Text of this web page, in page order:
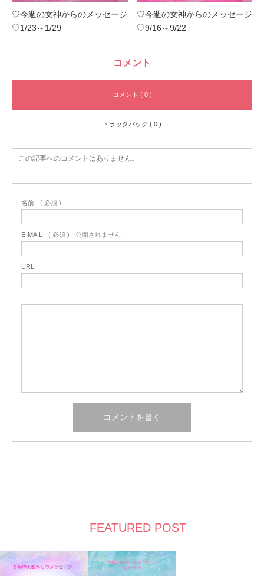
♡今週の女神からのメッセージ
♡1/23～1/29
♡今週の女神からのメッセージ
♡9/16～9/22
コメント
コメント ( 0 )
トラックバック ( 0 )
この記事へのコメントはありません。
名前 ( 必須 )
E-MAIL ( 必須 ) - 公開されません -
URL
FEATURED POST